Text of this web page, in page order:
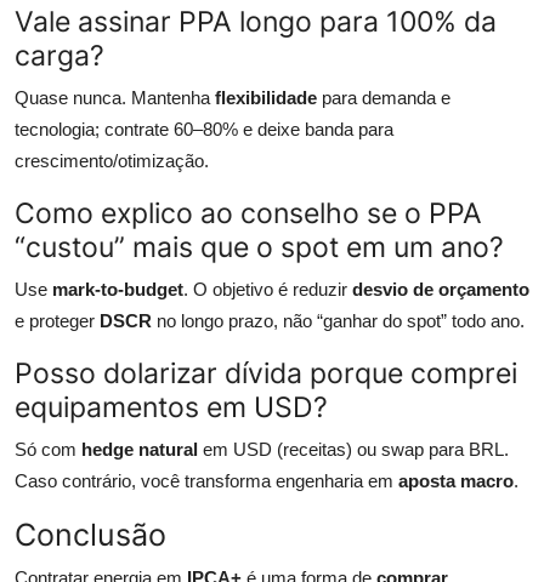
Vale assinar PPA longo para 100% da
carga?
Quase nunca. Mantenha flexibilidade para demanda e
tecnologia; contrate 60–80% e deixe banda para
crescimento/otimização.
Como explico ao conselho se o PPA
“custou” mais que o spot em um ano?
Use mark-to-budget. O objetivo é reduzir desvio de orçamento
e proteger DSCR no longo prazo, não “ganhar do spot” todo ano.
Posso dolarizar dívida porque comprei
equipamentos em USD?
Só com hedge natural em USD (receitas) ou swap para BRL.
Caso contrário, você transforma engenharia em aposta macro.
Conclusão